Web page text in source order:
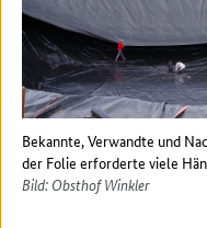
Bekannte, Verwandte und
der Folie erforderte viele
Bild: Obsthof Winkler